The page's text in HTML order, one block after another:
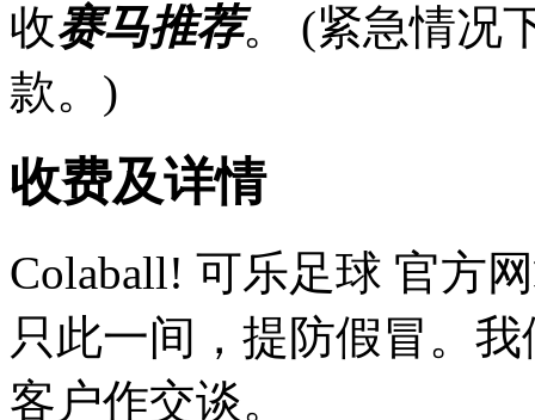
收赛马推荐。 (紧急情况
款。)
收费及详情
Colaball! 可乐足球 官方
只此一间，提防假冒。
客户作交谈。